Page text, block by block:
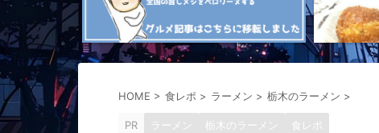
HOME > 食レポ > ラーメン > 栃木のラーメン >
PR ラーメン 栃木のラーメン 食レポ